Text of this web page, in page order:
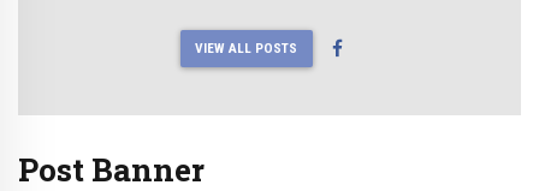
VIEW ALL POSTS
Post Banner